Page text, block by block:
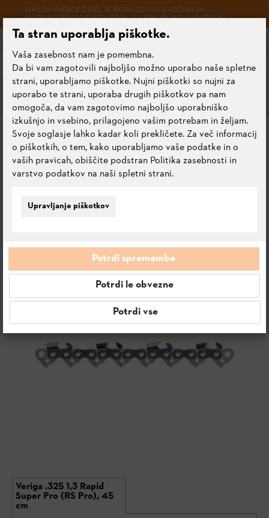
UNICOMMERCE D.O.O. JE EKSKLUZIVNI UVOZNIK IN
DISTRIBUTER IZDELKOV STIHL ZA REPUBLIKO SLOVENIJO.
Meni
Trpežne verige
VERIGA .325 1,3 RAPID
SUPER PRO (RS PRO), 45
CM
0.0 Oceni ta izdelek
Veriga .325 1,3 Rapid
Super Pro (RS Pro), 45
cm
Upravljanje piškotkov
Ta stran uporablja piškotke.
Vaša zasebnost nam je pomembna.
Da bi vam zagotovili najboljšo možno uporabo naše spletne
strani, uporabljamo piškotke. Nujni piškotki so nujni za
uporabo te strani, uporaba drugih piškotkov pa nam
omogoča, da vam zagotovimo najboljšo uporabniško
izkušnjo in vsebino, prilagojeno vašim potrebam in željam.
Svoje soglasje lahko kadar koli prekličete. Za več informacij
o piškotkih, o tem, kako uporabljamo vaše podatke in o
vaših pravicah, obiščite podstran Politika zasebnosti in
varstvo podatkov na naši spletni strani.
Potrdi spremembe
Potrdi le obvezne
Potrdi vse